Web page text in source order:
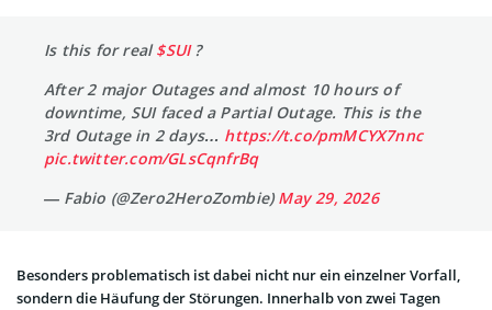
Is this for real$SUI?
After 2 major Outages and almost 10 hours of
downtime, SUI faced a Partial Outage. This is the
3rd Outage in 2 days… https://t.co/pmMCYX7nnc
pic.twitter.com/GLsCqnfrBq
— Fabio (@Zero2HeroZombie)May 29, 2026
Besonders problematisch ist dabei nicht nur ein einzelner Vorfall,
sondern die Häufung der Störungen. Innerhalb von zwei Tagen